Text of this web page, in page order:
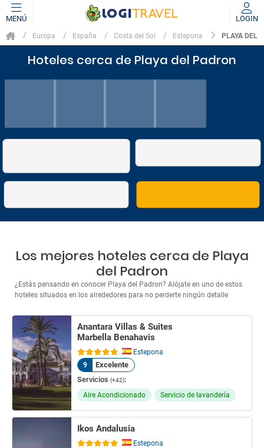
MENÚ LOGIN
Europa España Costa del Sol Estepona PLAYA DEL
Hoteles cerca de Playa del Padron
Los mejores hoteles cerca de Playa
del Padron
¿Estás pensando en conocer Playa del Padron? Alójate en uno de estos
hoteles situados en los alrededores para no perderte ningún detalle
Anantara Villas & Suites
Marbella Benahavis
Estepona
9
Excelente
Servicios (+42):
Aire Acondicionado Servicio de lavandería
Ikos Andalusia
Estepona